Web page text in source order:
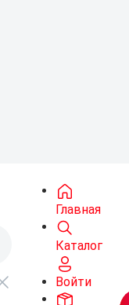
Главная
Каталог
Войти